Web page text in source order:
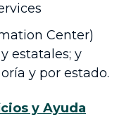
Center)
estatales; y
y por estado.
y Ayuda